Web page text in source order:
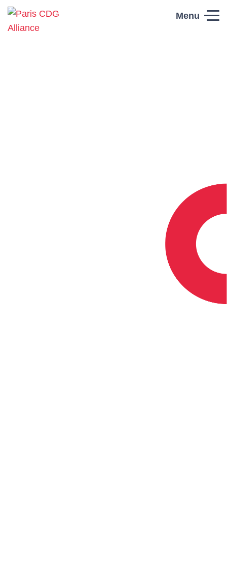
Skip to content
Menu